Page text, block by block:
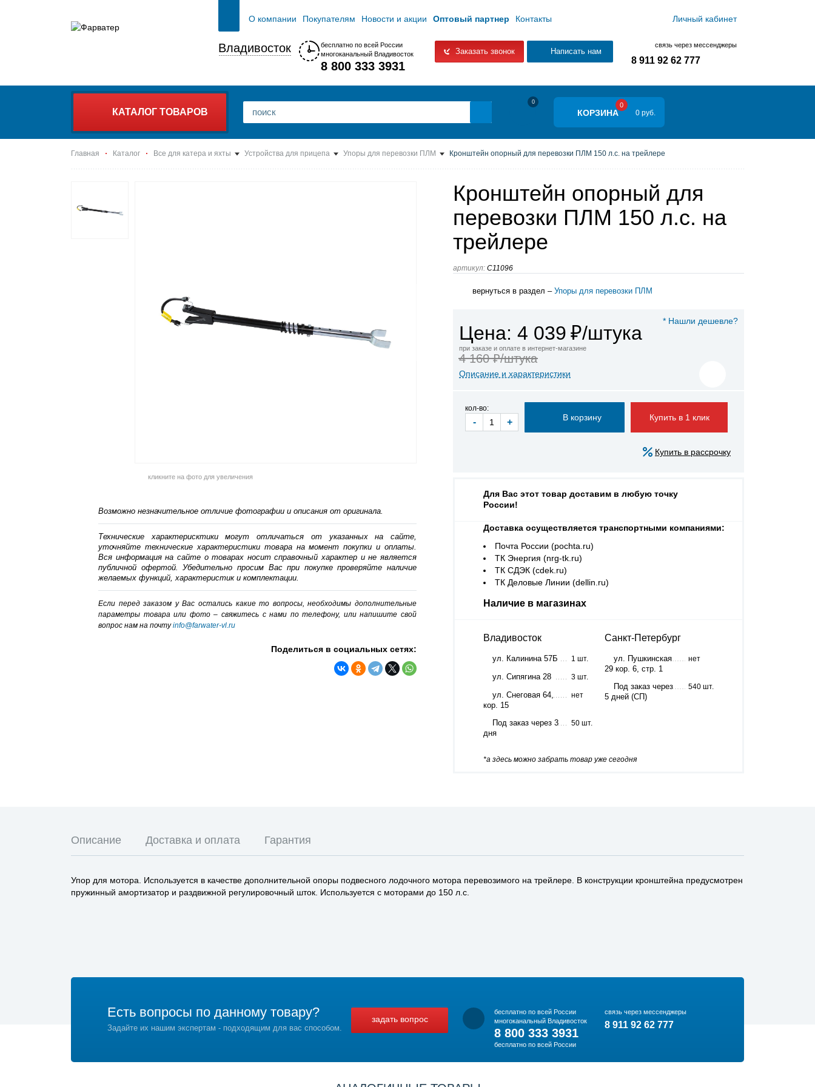
О компании Покупателям Новости и акции Оптовый партнер Контакты Личный кабинет
Владивосток
бесплатно по всей России
многоканальный Владивосток
8 800 333 3931
Заказать звонок Написать нам
связь через мессенджеры
8 911 92 62 777
КАТАЛОГ ТОВАРОВ
0
КОРЗИНА
0
0 руб.
Главная Каталог Все для катера и яхты Устройства для прицепа Упоры для перевозки ПЛМ Кронштейн опорный для перевозки ПЛМ 150 л.с. на трейлере
Кронштейн опорный для
перевозки ПЛМ 150 л.с. на
трейлере
артикул: C11096
вернуться в раздел – Упоры для перевозки ПЛМ
кликните на фото для увеличения
Возможно незначительное отличие фотографии и описания от оригинала.
Технические характерисктики могут отличаться от указанных на сайте,
уточняйте технические характеристики товара на момент покупки и оплаты.
Вся информация на сайте о товарах носит справочный характер и не является
публичной офертой. Убедительно просим Вас при покупке проверяйте наличие
желаемых функций, характеристик и комплектации.
Если перед заказом у Вас остались какие то вопросы, необходимы дополнительные
параметры товара или фото – cвяжитесь с нами по телефону, или напишите свой
вопрос нам на почтуinfo@farwater-vl.ru
Поделиться в социальных сетях:
* Нашли дешевле?
Цена: 4 039 ₽/штука
при заказе и оплате в интернет-магазине
4 160 ₽/штука
Описание и характеристики
кол-во:
- + Купить в 1 клик
Купить в рассрочку
Для Вас этот товар доставим в любую точку
России!
Доставка осуществляется транспортными компаниями:
Почта России (pochta.ru)
ТК Энергия (nrg-tk.ru)
ТК СДЭК (cdek.ru)
ТК Деловые Линии (dellin.ru)
Наличие в магазинах
Владивосток
ул. Калинина 57Б 1 шт.
ул. Сипягина 28 3 шт.
ул. Снеговая 64,
кор. 15
нет
Под заказ через 3
дня
50 шт.
Санкт-Петербург
ул. Пушкинская
29 кор. 6, стр. 1
нет
Под заказ через
5 дней (СП)
540 шт.
*а здесь можно забрать товар уже сегодня
Описание Доставка и оплата Гарантия
Упор для мотора. Используется в качестве дополнительной опоры подвесного лодочного мотора перевозимого на трейлере. В конструкции кронштейна предусмотрен
пружинный амортизатор и раздвижной регулировочный шток. Используется с моторами до 150 л.с.
Есть вопросы по данному товару?
Задайте их нашим экспертам - подходящим для вас способом.
задать вопрос
бесплатно по всей России
многоканальный Владивосток
8 800 333 3931
бесплатно по всей России
связь через мессенджеры
8 911 92 62 777